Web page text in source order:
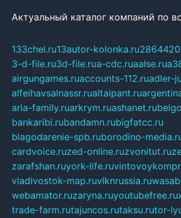
Актуальный каталог компаний по
133chel.ru13autor-kolonka.ru
3-d-file.ru3d-file.rua-cdc.ruaalse.ru
airgungames.ruaccounts-112.ruadler-
alfeihavsalnassr.rualtaipant.ru
aria-family.ruarkrym.ruashanet.ru
bankaribi.rubandamn.rubigfatcc.ru
blagodarenie-spb.ruborodino-
cardvoice.ruzed-online.ruzvonitut.ru
zarafshan.ruyork-life.ru
vladivostok-map.ruvlknrussia.ru
webamator.ruzaryna.ruyoutubefree.ru
trade-farm.rutajuncos.rutaksu.rutor-